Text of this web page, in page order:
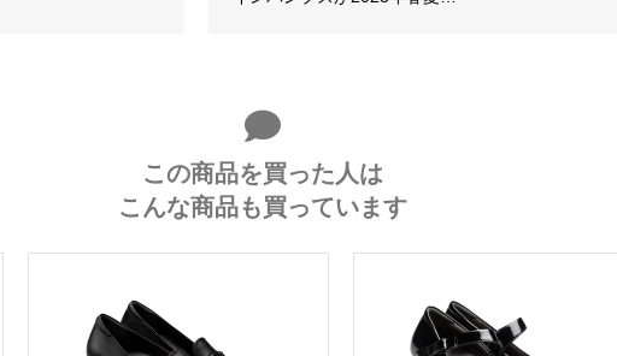
この商品を買った人は
こんな商品も買っています